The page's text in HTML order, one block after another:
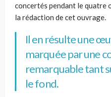
concertés pendant le quatre
la rédaction de cet ouvrage.
Il en résulte une
marquée par une
remarquable tant
le fond.